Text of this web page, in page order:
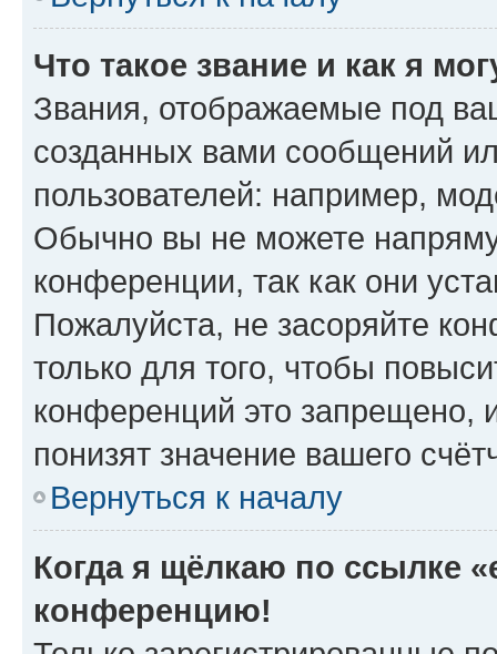
Что такое звание и как я
Звания, отображаемые под
созданных вами сообщений
пользователей: например,
Обычно вы не можете
конференции, так как они
Пожалуйста, не засоряйте
только для того, чтобы
конференций это запрещено,
понизят значение вашего
Вернуться к началу
Когда я щёлкаю по ссылке
конференцию!